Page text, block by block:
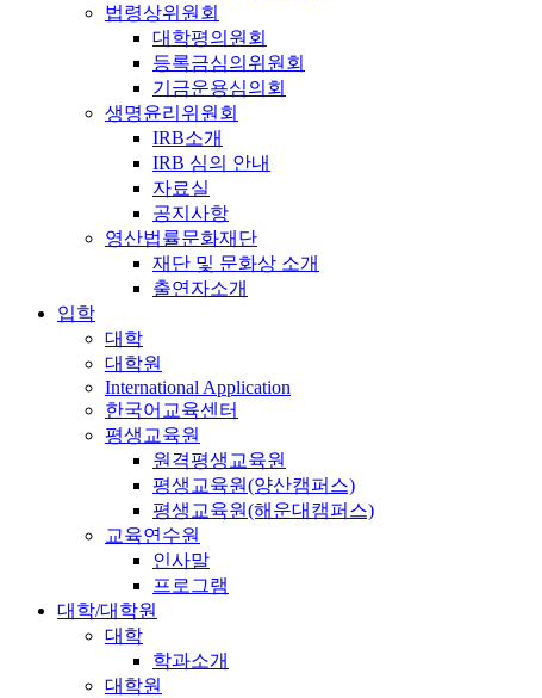
법령상위원회
대학평의원회
등록금심의위원회
기금운용심의회
생명윤리위원회
IRB소개
IRB 심의 안내
자료실
공지사항
영산법률문화재단
재단 및 문화상 소개
출연자소개
입학
대학
대학원
International Application
한국어교육센터
평생교육원
원격평생교육원
평생교육원(양산캠퍼스)
평생교육원(해운대캠퍼스)
교육연수원
인사말
프로그램
대학/대학원
대학
학과소개
대학원